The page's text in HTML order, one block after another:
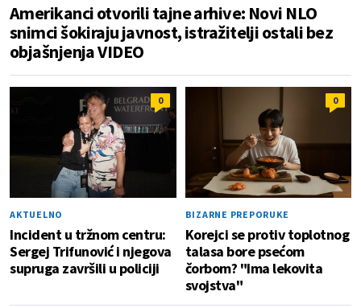
Amerikanci otvorili tajne arhive: Novi NLO
snimci šokiraju javnost, istražitelji ostali bez
objašnjenja VIDEO
0
AKTUELNO
Incident u tržnom centru:
Sergej Trifunović i njegova
supruga završili u policiji
0
BIZARNE PREPORUKE
Korejci se protiv toplotnog
talasa bore psećom
čorbom? "Ima lekovita
svojstva"